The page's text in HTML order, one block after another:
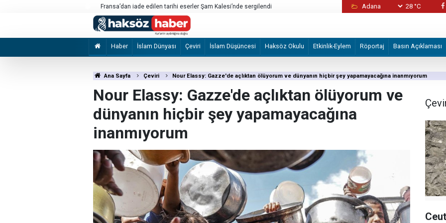
"Mekke Ortak Savunma Anlaşması" uluslararası basında geniş yer buldu Bunlar normal değil! 28 °C
Haber İslam Dünyası Çeviri İslam Düşüncesi Haksöz Okulu Etkinlik-Eylem Röportaj Basın Açıklaması
Ana Sayfa Çeviri Nour Elassy: Gazze'de açlıktan ölüyorum ve dünyanın hiçbir şey yapamayacağına inanmıyorum
Nour Elassy: Gazze'de açlıktan ölüyorum ve
dünyanın hiçbir şey yapamayacağına
inanmıyorum